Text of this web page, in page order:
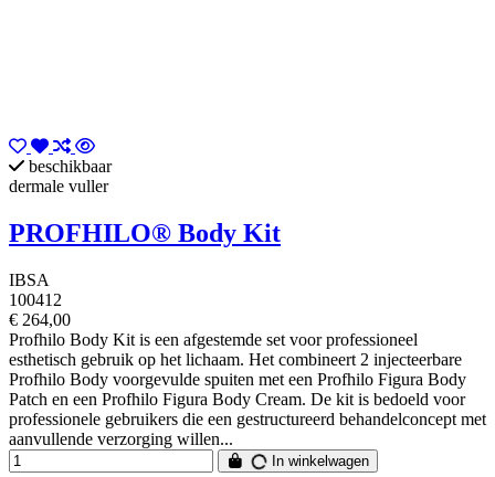
beschikbaar
dermale vuller
PROFHILO® Body Kit
IBSA
100412
€ 264,00
Profhilo Body Kit is een afgestemde set voor professioneel
esthetisch gebruik op het lichaam. Het combineert 2 injecteerbare
Profhilo Body voorgevulde spuiten met een Profhilo Figura Body
Patch en een Profhilo Figura Body Cream. De kit is bedoeld voor
professionele gebruikers die een gestructureerd behandelconcept met
aanvullende verzorging willen...
In winkelwagen